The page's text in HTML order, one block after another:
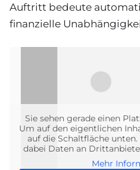
Auftritt bedeute
finanzielle
Sie sehen gerade einen
Um auf den eigentlichen
auf die Schaltfläche
dabei Daten an
Mehr